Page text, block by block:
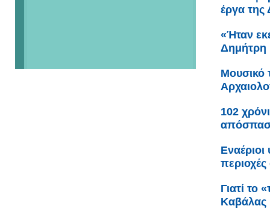
έργα
«Ήταν
Δημήτρη
Μουσικό
102
περιοχές
Γιατί το
Καβάλας